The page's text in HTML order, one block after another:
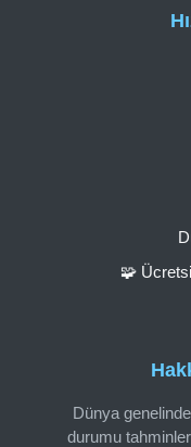
Dünya
durumu
🧩